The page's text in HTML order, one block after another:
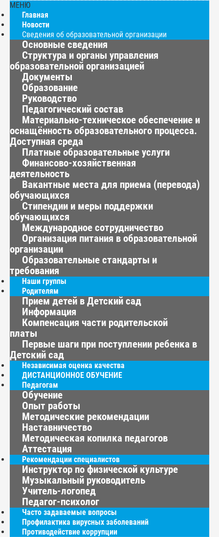
МЕНЮ
Главная
Новости
Сведения об образовательной организации
Основные сведения
Структура и органы управления
образовательной организацией
Документы
Образование
Руководство
Педагогический состав
Материально-техническое обеспечение и
оснащённость образовательного процесса.
Доступная среда
Платные образовательные услуги
Финансово-хозяйственная
деятельность
Вакантные места для приема (перевода)
обучающихся
Стипендии и меры поддержки
обучающихся
Международное сотрудничество
Организация питания в образовательной
организации
Образовательные стандарты и
требования
Наши группы
Родителям
Прием детей в Детский сад
Информация
Компенсация части родительской
платы
Первые шаги при поступлении ребенка в
Детский сад
Независимая оценка качества
ДИСТАНЦИОННОЕ ОБУЧЕНИЕ
Педагогам
Обучение
Опыт работы
Методические рекомендации
Наставничество
Методическая копилка педагогов
Аттестация
Рекомендации специалистов
Инструктор по физической культуре
Музыкальный руководитель
Учитель-логопед
Педагог-психолог
Часто задаваемые вопросы
Профилактика вирусных заболеваний
Противодействие коррупции